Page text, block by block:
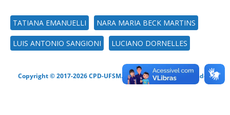
TATIANA EMANUELLI NARA MARIA BECK MARTINS
LUIS ANTONIO SANGIONI LUCIANO DORNELLES
Copyright © 2017-2026 CPD-UFSM. Todos os direitos reservados.